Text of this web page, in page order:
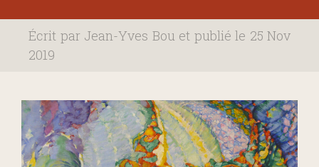
Écrit par Jean-Yves Bou et publié le 25 Nov
2019